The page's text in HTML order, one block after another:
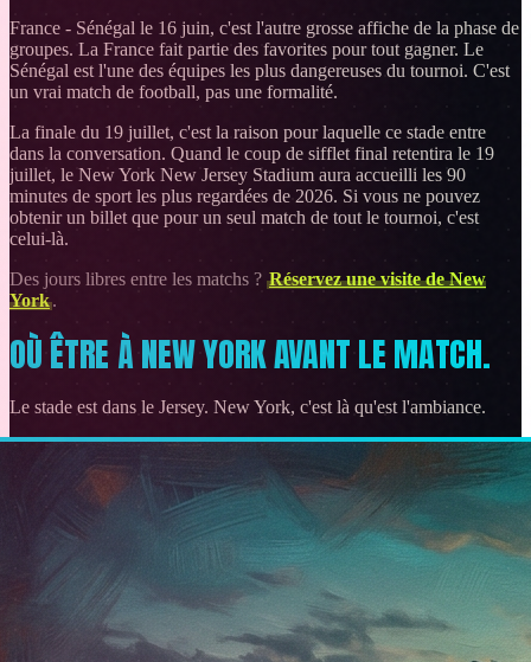
France - Sénégal le 16 juin, c'est l'autre grosse affiche de la phase de
groupes. La France fait partie des favorites pour tout gagner. Le
Sénégal est l'une des équipes les plus dangereuses du tournoi. C'est
un vrai match de football, pas une formalité.
La finale du 19 juillet, c'est la raison pour laquelle ce stade entre
dans la conversation. Quand le coup de sifflet final retentira le 19
juillet, le New York New Jersey Stadium aura accueilli les 90
minutes de sport les plus regardées de 2026. Si vous ne pouvez
obtenir un billet que pour un seul match de tout le tournoi, c'est
celui-là.
Des jours libres entre les matchs ? Réservez une visite de New
York.
OÙ ÊTRE À NEW YORK AVANT LE MATCH.
Le stade est dans le Jersey. New York, c'est là qu'est l'ambiance.